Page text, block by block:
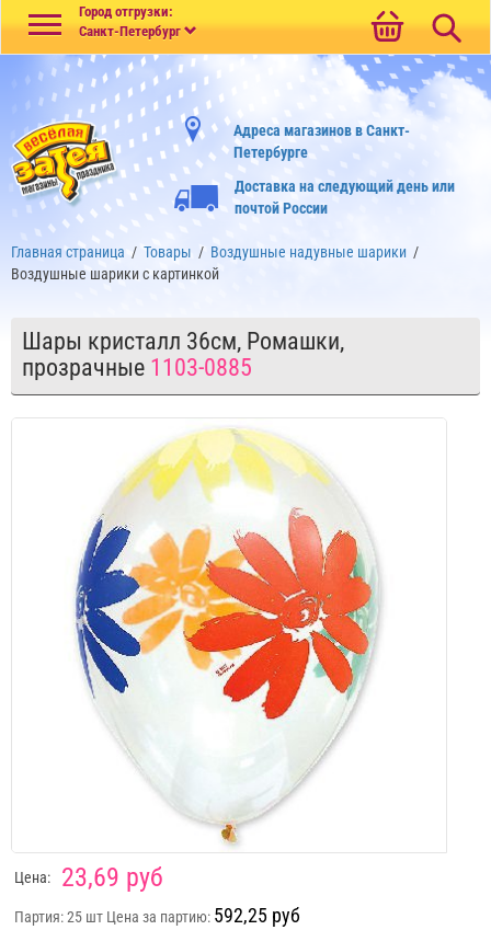
Город отгрузки:
Санкт-Петербург
Адреса магазинов в Санкт-
Петербурге
Доставка на следующий день или
почтой России
Главная страница / Товары / Воздушные надувные шарики /
Воздушные шарики с картинкой
Шары кристалл 36см, Ромашки,
прозрачные 1103-0885
Цена: 23,69 руб
Партия: 25 шт Цена за партию: 592,25 руб